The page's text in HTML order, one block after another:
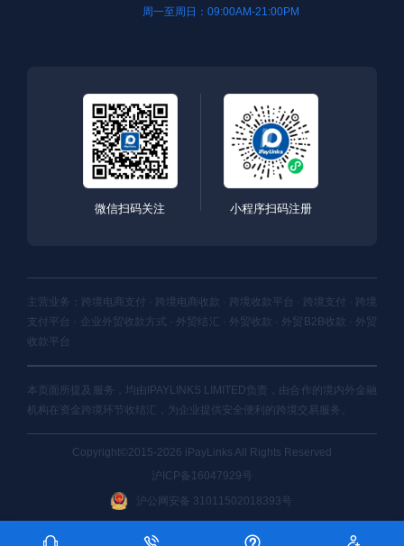
周一至周日：09:00AM-21:00PM
微信扫码关注 小程序扫码注册
主营业务：跨境电商支付 · 跨境电商收款 · 跨境收款平台 · 跨境支付 · 跨境
支付平台 · 企业外贸收款方式 · 外贸结汇 · 外贸收款 · 外贸B2B收款 · 外贸
收款平台
本页面所提及服务，均由IPAYLINKS LIMITED负责，由合作的境内外金融
机构在资金跨境环节收结汇，为企业提供安全便利的跨境交易服务。
Copyright©2015-2026 iPayLinks All Rights Reserved
沪ICP备16047929号
沪公网安备 31011502018393号